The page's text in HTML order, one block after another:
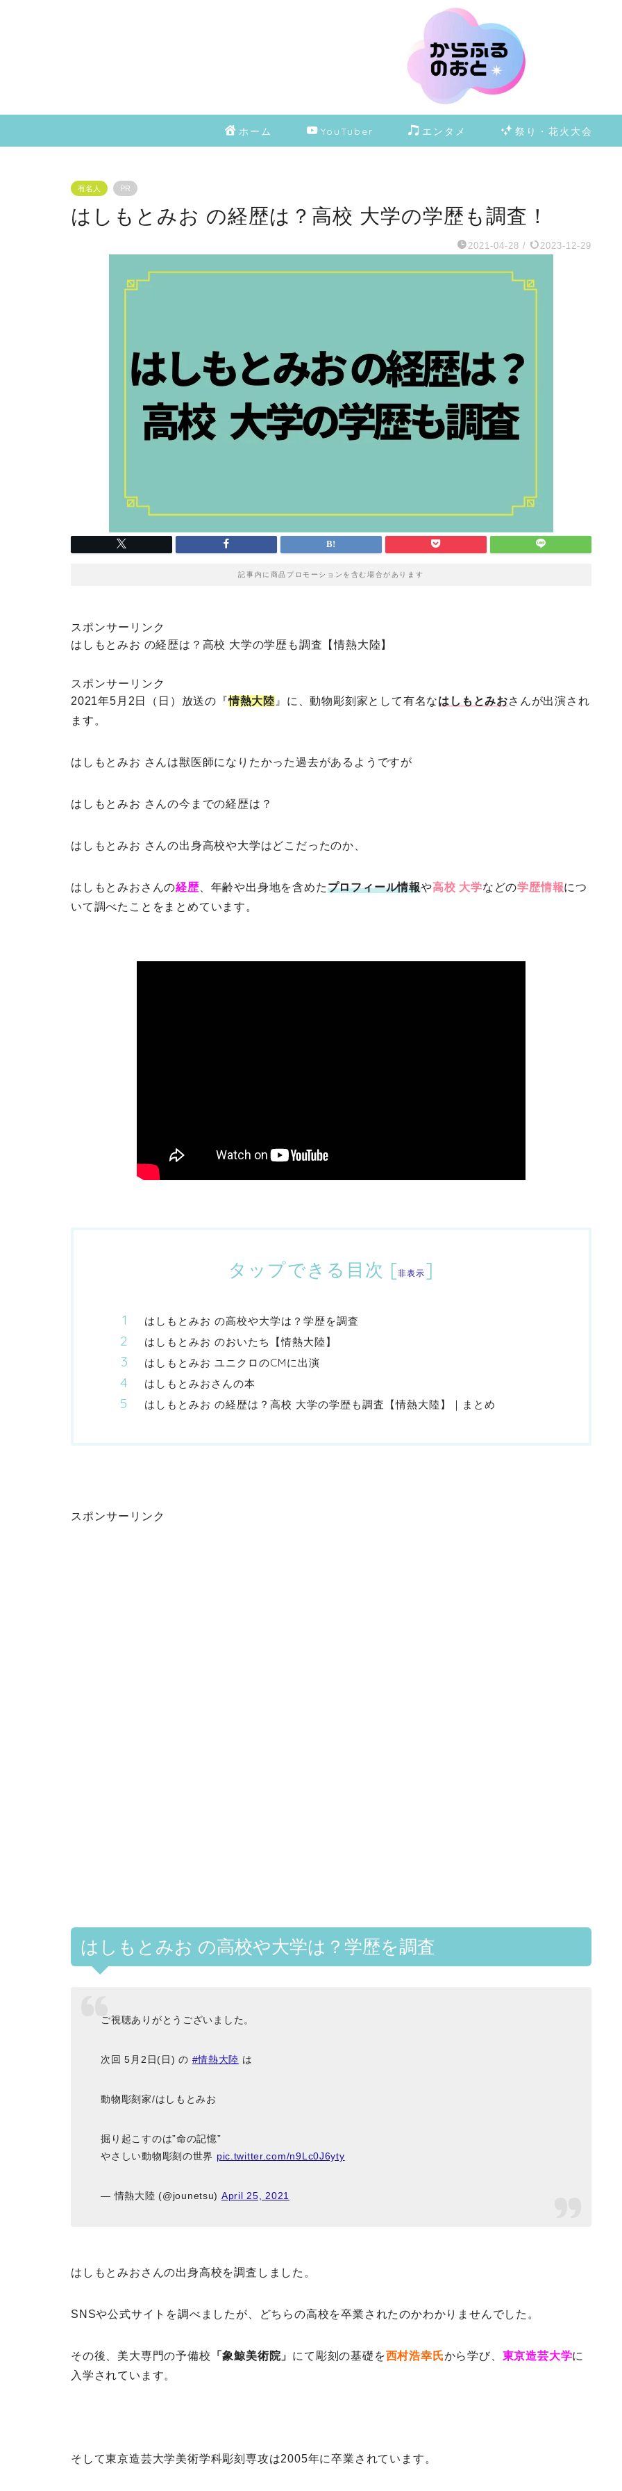
ホーム YouTuber エンタメ 祭り・花火大会
有名人 PR
はしもとみお の経歴は？高校 大学の学歴も調査！
2021-04-28 / 2023-12-29
記事内に商品プロモーションを含む場合があります
スポンサーリンク
はしもとみお の経歴は？高校 大学の学歴も調査【情熱大陸】
スポンサーリンク
2021年5月2日（日）放送の『情熱大陸 』に、動物彫刻家として有名なはしもとみおさんが出演され
ます。
はしもとみお さんは獣医師になりたかった過去があるようですが
はしもとみお さんの今までの経歴は？
はしもとみお さんの出身高校や大学はどこだったのか、
はしもとみおさんの経歴、年齢や出身地を含めたプロフィール情報や高校 大学などの学歴情報につ
いて調べたことをまとめています。
タップできる目次 [非表示 ]
はしもとみお の高校や大学は？学歴を調査
はしもとみお のおいたち【情熱大陸】
はしもとみお ユニクロのCMに出演
はしもとみおさんの本
はしもとみお の経歴は？高校 大学の学歴も調査【情熱大陸】｜まとめ
スポンサーリンク
はしもとみお の高校や大学は？学歴を調査
ご視聴ありがとうございました。
次回 5月2日(日) の #情熱大陸 は
動物彫刻家/はしもとみお
掘り起こすのは”命の記憶”
やさしい動物彫刻の世界 pic.twitter.com/n9Lc0J6yty
— 情熱大陸 (@jounetsu) April 25, 2021
はしもとみおさんの出身高校を調査しました。
SNSや公式サイトを調べましたが、どちらの高校を卒業されたのかわかりませんでした。
その後、美大専門の予備校 「象鯨美術院」 にて彫刻の基礎を西村浩幸氏から学び、 東京造芸大学に
入学されています。
そして東京造芸大学美術学科彫刻専攻は2005年に卒業されています。